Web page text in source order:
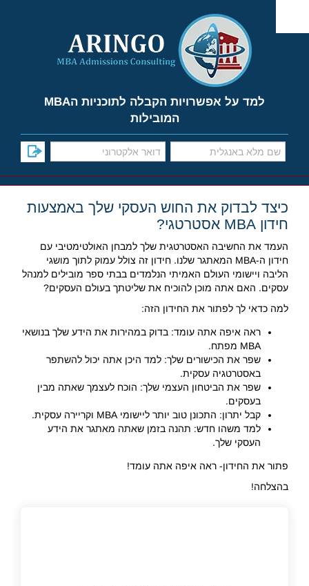
content
למד על אפשרויות הקבלה לתוכניות הMBA
המובילות
כיצד לבדוק את החוש העסקי שלך באמצעות
חידון MBA אסטרטגי?
העמד את החשיבה האסטרטגית שלך למבחן האולטימטיבי עם
חידון ה-MBA המאתגר שלנו. חידון זה צולל עמוק לתוך מושגי
הליבה ויישומי העולם האמיתי הנלמדים בבתי ספר מובילים למנהל
עסקים. האם אתה מוכן להוכיח את שליטתך בעולם העסקים?
למה כדאי לך לפתור את החידון הזה:
ראה איפה אתה עומד: בדוק במהירות את הידע שלך בנושאי
MBA מפתח.
שפר את הכישורים שלך: למד היכן אתה יכול להשתפר
באסטרטגיה עסקית.
שפר את הביטחון העצמי שלך: הוכח לעצמך שאתה מבין
בעסקים.
קבל יתרון: התכונן טוב יותר ליישומי MBA וקריירה עסקית.
למד משהו חדש: תהנה בזמן שאתה מאתגר את הידע
העסקי שלך.
פתור את החידון- ראה איפה אתה עומד!
בהצלחה!